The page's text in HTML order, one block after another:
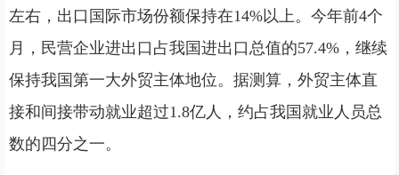
左右，出口国际市场份额保持在14%以上。今年前4个
月，民营企业进出口占我国进出口总值的57.4%，继续
保持我国第一大外贸主体地位。据测算，外贸主体直
接和间接带动就业超过1.8亿人，约占我国就业人员总
数的四分之一。